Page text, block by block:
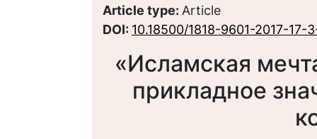
Article type: Article
DOI: 10.18500/1818-9601-2017-17-
«Исламская
прикладное